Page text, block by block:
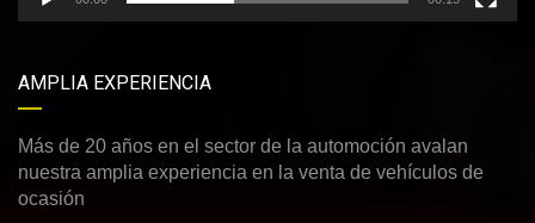
AMPLIA EXPERIENCIA
Más de 20 años en el sector de la automoción avalan
nuestra amplia experiencia en la venta de vehículos de
ocasión